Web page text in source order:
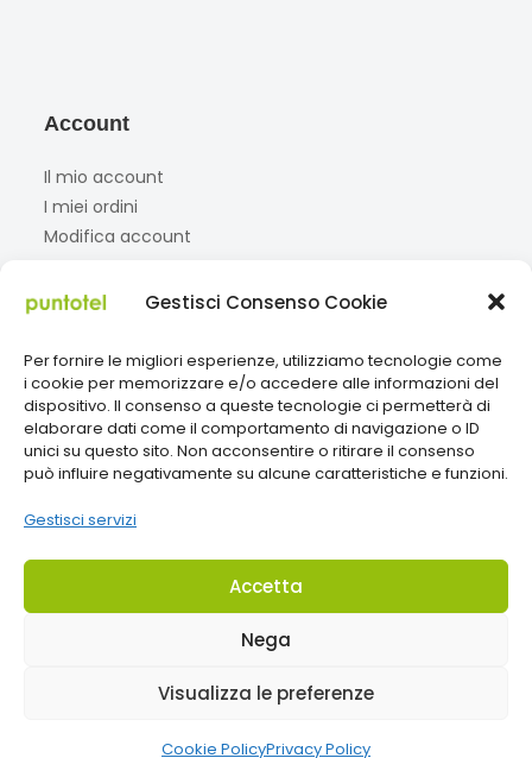
Gestisci Consenso Cookie
Per fornire le migliori esperienze, utilizziamo tecnologie come
i cookie per memorizzare e/o accedere alle informazioni del
dispositivo. Il consenso a queste tecnologie ci permetterà di
elaborare dati come il comportamento di navigazione o ID
unici su questo sito. Non acconsentire o ritirare il consenso
può influire negativamente su alcune caratteristiche e funzioni.
Gestisci servizi
Accetta
Nega
Visualizza le preferenze
Cookie PolicyPrivacy Policy
Account
Il mio account
I miei ordini
Modifica account
Facebook
Instagram
TikTok
Paga con